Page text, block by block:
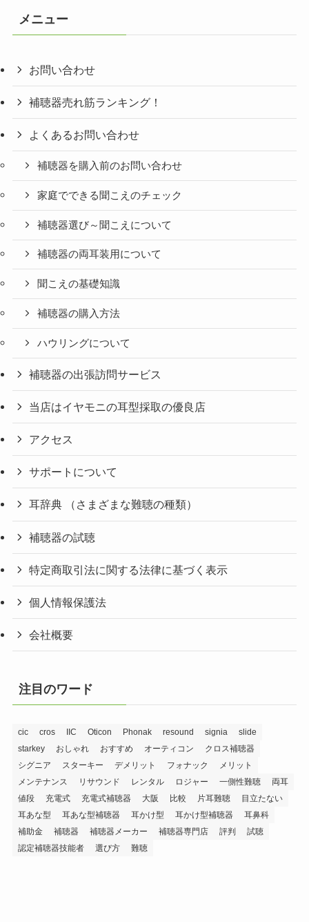
メニュー
お問い合わせ
補聴器売れ筋ランキング！
よくあるお問い合わせ
補聴器を購入前のお問い合わせ
家庭でできる聞こえのチェック
補聴器選び～聞こえについて
補聴器の両耳装用について
聞こえの基礎知識
補聴器の購入方法
ハウリングについて
補聴器の出張訪問サービス
当店はイヤモニの耳型採取の優良店
アクセス
サポートについて
耳辞典 （さまざまな難聴の種類）
補聴器の試聴
特定商取引法に関する法律に基づく表示
個人情報保護法
会社概要
注目のワード
cic cros IIC Oticon Phonak resound signia
slide
starkey
おしゃれ おすすめ オーティコン
クロス補聴器
シグニア
スターキー デメリット フォナック
メリット
メンテナンス
リサウンド レンタル ロジャー 一側性難聴
両耳
値段
充電式 充電式補聴器 大阪 比較 片耳難聴
目立たない
耳あな型
耳あな型補聴器 耳かけ型 耳かけ型補聴器
耳鼻科
補助金
補聴器 補聴器メーカー 補聴器専門店 評判
試聴
認定補聴器技能者
選び方 難聴